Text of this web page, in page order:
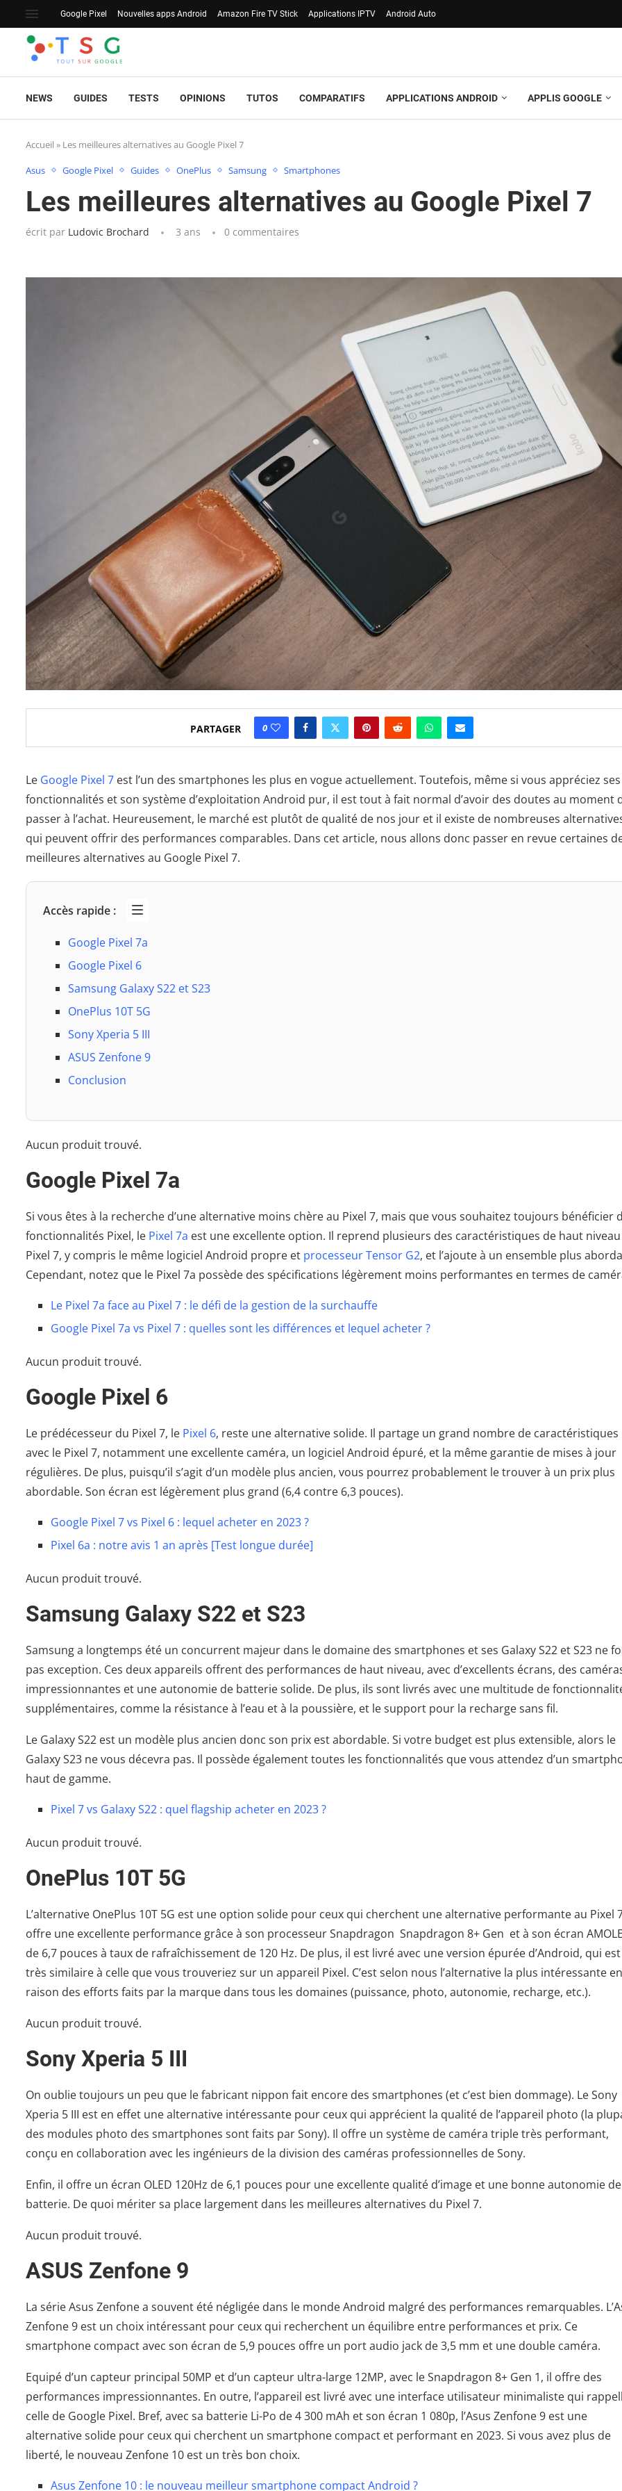
Google Pixel Nouvelles apps Android Amazon Fire TV Stick Applications IPTV Android Auto
NEWS GUIDES TESTS OPINIONS TUTOS COMPARATIFS APPLICATIONS ANDROID APPLIS GOOGLE
Accueil » Les meilleures alternatives au Google Pixel 7
Asus Google Pixel Guides OnePlus Samsung Smartphones
Les meilleures alternatives au Google Pixel 7
écrit par Ludovic Brochard 3 ans 0 commentaires
PARTAGER 0
Le Google Pixel 7 est l’un des smartphones les plus en vogue actuellement. Toutefois, même si vous appréciez ses
fonctionnalités et son système d’exploitation Android pur, il est tout à fait normal d’avoir des doutes au moment
passer à l’achat. Heureusement, le marché est plutôt de qualité de nos jour et il existe de nombreuses
qui peuvent offrir des performances comparables. Dans cet article, nous allons donc passer en revue certaines
meilleures alternatives au Google Pixel 7.
Accès rapide :
Google Pixel 7a
Google Pixel 6
Samsung Galaxy S22 et S23
OnePlus 10T 5G
Sony Xperia 5 III
ASUS Zenfone 9
Conclusion
Aucun produit trouvé.
Google Pixel 7a
Si vous êtes à la recherche d’une alternative moins chère au Pixel 7, mais que vous souhaitez toujours bénéficier
fonctionnalités Pixel, le Pixel 7a est une excellente option. Il reprend plusieurs des caractéristiques de haut
Pixel 7, y compris le même logiciel Android propre et processeur Tensor G2, et l’ajoute à un ensemble plus
Cependant, notez que le Pixel 7a possède des spécifications légèrement moins performantes en termes de
Le Pixel 7a face au Pixel 7 : le défi de la gestion de la surchauffe
Google Pixel 7a vs Pixel 7 : quelles sont les différences et lequel acheter ?
Aucun produit trouvé.
Google Pixel 6
Le prédécesseur du Pixel 7, le Pixel 6, reste une alternative solide. Il partage un grand nombre de caractéristiques
avec le Pixel 7, notamment une excellente caméra, un logiciel Android épuré, et la même garantie de mises à jour
régulières. De plus, puisqu’il s’agit d’un modèle plus ancien, vous pourrez probablement le trouver à un prix plus
abordable. Son écran est légèrement plus grand (6,4 contre 6,3 pouces).
Google Pixel 7 vs Pixel 6 : lequel acheter en 2023 ?
Pixel 6a : notre avis 1 an après [Test longue durée]
Aucun produit trouvé.
Samsung Galaxy S22 et S23
Samsung a longtemps été un concurrent majeur dans le domaine des smartphones et ses Galaxy S22 et S23 ne
pas exception. Ces deux appareils offrent des performances de haut niveau, avec d’excellents écrans, des
impressionnantes et une autonomie de batterie solide. De plus, ils sont livrés avec une multitude de
supplémentaires, comme la résistance à l’eau et à la poussière, et le support pour la recharge sans fil.
Le Galaxy S22 est un modèle plus ancien donc son prix est abordable. Si votre budget est plus extensible, alors le
Galaxy S23 ne vous décevra pas. Il possède également toutes les fonctionnalités que vous attendez d’un
haut de gamme.
Pixel 7 vs Galaxy S22 : quel flagship acheter en 2023 ?
Aucun produit trouvé.
OnePlus 10T 5G
L’alternative OnePlus 10T 5G est une option solide pour ceux qui cherchent une alternative performante au Pixel
offre une excellente performance grâce à son processeur Snapdragon Snapdragon 8+ Gen et à son écran
de 6,7 pouces à taux de rafraîchissement de 120 Hz. De plus, il est livré avec une version épurée d’Android, qui est
très similaire à celle que vous trouveriez sur un appareil Pixel. C’est selon nous l’alternative la plus intéressante en
raison des efforts faits par la marque dans tous les domaines (puissance, photo, autonomie, recharge, etc.).
Aucun produit trouvé.
Sony Xperia 5 III
On oublie toujours un peu que le fabricant nippon fait encore des smartphones (et c’est bien dommage). Le Sony
Xperia 5 III est en effet une alternative intéressante pour ceux qui apprécient la qualité de l’appareil photo (la
des modules photo des smartphones sont faits par Sony). Il offre un système de caméra triple très performant,
conçu en collaboration avec les ingénieurs de la division des caméras professionnelles de Sony.
Enfin, il offre un écran OLED 120Hz de 6,1 pouces pour une excellente qualité d’image et une bonne autonomie de
batterie. De quoi mériter sa place largement dans les meilleures alternatives du Pixel 7.
Aucun produit trouvé.
ASUS Zenfone 9
La série Asus Zenfone a souvent été négligée dans le monde Android malgré des performances remarquables.
Zenfone 9 est un choix intéressant pour ceux qui recherchent un équilibre entre performances et prix. Ce
smartphone compact avec son écran de 5,9 pouces offre un port audio jack de 3,5 mm et une double caméra.
Equipé d’un capteur principal 50MP et d’un capteur ultra-large 12MP, avec le Snapdragon 8+ Gen 1, il offre des
performances impressionnantes. En outre, l’appareil est livré avec une interface utilisateur minimaliste qui
celle de Google Pixel. Bref, avec sa batterie Li-Po de 4 300 mAh et son écran 1 080p, l’Asus Zenfone 9 est une
alternative solide pour ceux qui cherchent un smartphone compact et performant en 2023. Si vous avez plus de
liberté, le nouveau Zenfone 10 est un très bon choix.
Asus Zenfone 10 : le nouveau meilleur smartphone compact Android ?